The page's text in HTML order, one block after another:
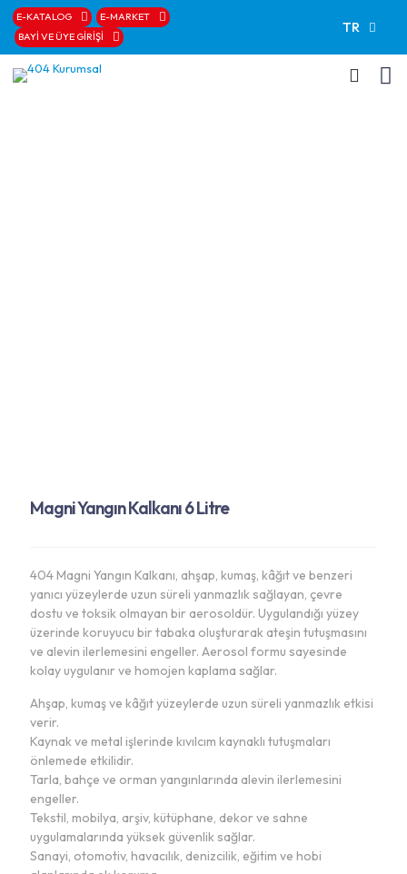
E-KATALOG
E-MARKET
BAYİ VE ÜYE GİRİŞİ
TR
Magni Yangın Kalkanı 6 Litre
404 Magni Yangın Kalkanı, ahşap, kumaş, kâğıt ve benzeri
yanıcı yüzeylerde uzun süreli yanmazlık sağlayan, çevre
dostu ve toksik olmayan bir aerosoldür. Uygulandığı yüzey
üzerinde koruyucu bir tabaka oluşturarak ateşin tutuşmasını
ve alevin ilerlemesini engeller. Aerosol formu sayesinde
kolay uygulanır ve homojen kaplama sağlar.
Ahşap, kumaş ve kâğıt yüzeylerde uzun süreli yanmazlık etkisi
verir.
Kaynak ve metal işlerinde kıvılcım kaynaklı tutuşmaları
önlemede etkilidir.
Tarla, bahçe ve orman yangınlarında alevin ilerlemesini
engeller.
Tekstil, mobilya, arşiv, kütüphane, dekor ve sahne
uygulamalarında yüksek güvenlik sağlar.
Sanayi, otomotiv, havacılık, denizcilik, eğitim ve hobi